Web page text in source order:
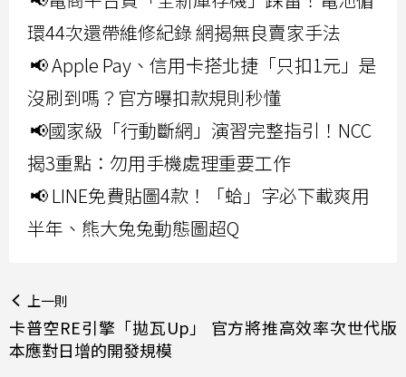
環44次還帶維修紀錄 網揭無良賣家手法
📢 Apple Pay、信用卡搭北捷「只扣1元」是
沒刷到嗎？官方曝扣款規則秒懂
📢國家級「行動斷網」演習完整指引！NCC
揭3重點：勿用手機處理重要工作
📢 LINE免費貼圖4款！「蛤」字必下載爽用
半年、熊大兔兔動態圖超Q
上一則
卡普空RE引擎「拋瓦Up」 官方將推高效率次世代版
本應對日增的開發規模